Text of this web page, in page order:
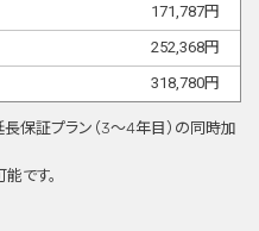
171,787円
252,368円
318,780円
保証プラン（3〜4年目）の同時加
です。